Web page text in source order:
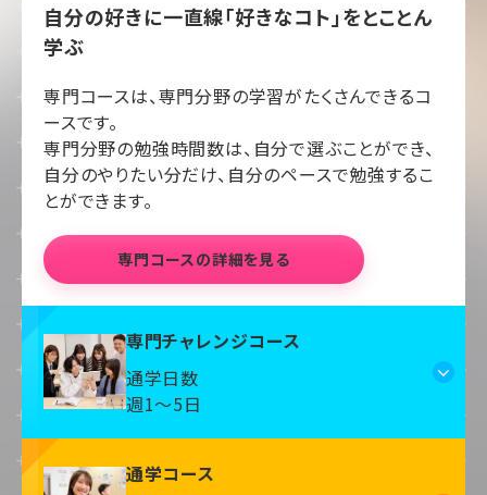
自分の好きに一直線「好きなコト」をとことん
学ぶ
専門コースは、専門分野の学習がたくさんできるコ
ースです。
専門分野の勉強時間数は、自分で選ぶことができ、
自分のやりたい分だけ、自分のペースで勉強するこ
とができます。
専門コースの詳細を見る
専門チャレンジコース
通学日数
週1～5日
通学コース